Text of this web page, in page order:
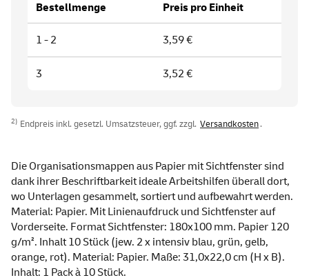
Bestellmenge Preis pro Einheit
1 - 2 3,59 €
3 3,52 €
2) Endpreis inkl. gesetzl. Umsatzsteuer, ggf. zzgl. Versandkosten.
Die Organisationsmappen aus Papier mit Sichtfenster sind
dank ihrer Beschriftbarkeit ideale Arbeitshilfen überall dort,
wo Unterlagen gesammelt, sortiert und aufbewahrt werden.
Material: Papier. Mit Linienaufdruck und Sichtfenster auf
Vorderseite. Format Sichtfenster: 180x100 mm. Papier 120
g/m². Inhalt 10 Stück (jew. 2 x intensiv blau, grün, gelb,
orange, rot). Material: Papier. Maße: 31,0x22,0 cm (H x B).
Inhalt: 1 Pack à 10 Stück.